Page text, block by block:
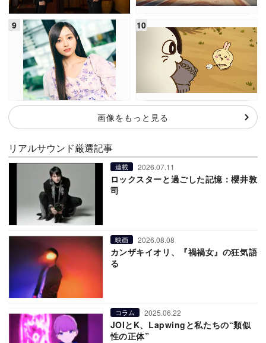
画像をもっと見る
リアルサウンド厳選記事
連載 2026.07.11
ロックスターと過ごした記憶：櫻井敦
司
映画 2026.08.08
カンザキイオリ、『禍禍女』の狂気語
る
コラム 2025.06.22
JOIとK、Lapwingと私たちの“類似
性の正体”